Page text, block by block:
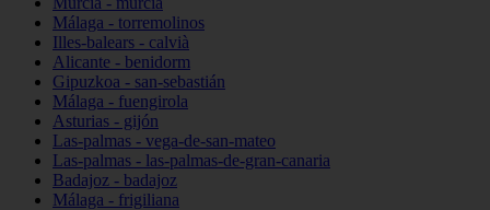
Málaga - torremolinos
Illes-balears - calvià
Alicante - benidorm
Gipuzkoa - san-sebastián
Málaga - fuengirola
Asturias - gijón
Las-palmas - vega-de-san-mateo
Las-palmas - las-palmas-de-gran-canaria
Badajoz - badajoz
Málaga - frigiliana